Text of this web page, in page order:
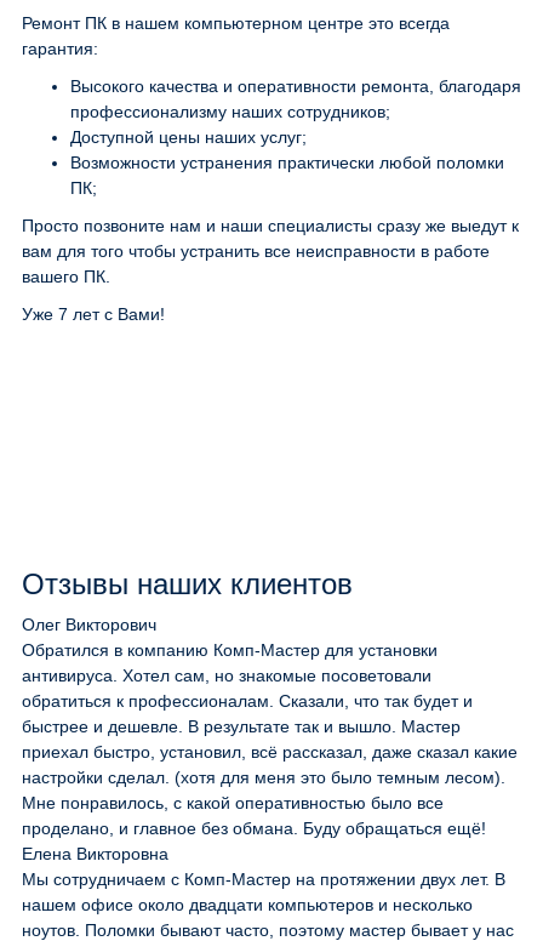
Ремонт ПК в нашем компьютерном центре это всегда
гарантия:
Высокого качества и оперативности ремонта, благодаря
профессионализму наших сотрудников;
Доступной цены наших услуг;
Возможности устранения практически любой поломки
ПК;
Просто позвоните нам и наши специалисты сразу же выедут к
вам для того чтобы устранить все неисправности в работе
вашего ПК.
Уже 7 лет с Вами!
Отзывы наших клиентов
Олег Викторович
Обратился в компанию Комп-Мастер для установки
антивируса. Хотел сам, но знакомые посоветовали
обратиться к профессионалам. Сказали, что так будет и
быстрее и дешевле. В результате так и вышло. Мастер
приехал быстро, установил, всё рассказал, даже сказал какие
настройки сделал. (хотя для меня это было темным лесом).
Мне понравилось, с какой оперативностью было все
проделано, и главное без обмана. Буду обращаться ещё!
Елена Викторовна
Мы сотрудничаем с Комп-Мастер на протяжении двух лет. В
нашем офисе около двадцати компьютеров и несколько
ноутов. Поломки бывают часто, поэтому мастер бывает у нас